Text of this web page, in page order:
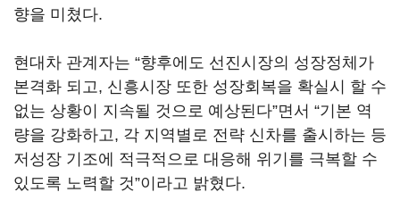
향을 미쳤다.
현대차 관계자는 “향후에도 선진시장의 성장정체가
본격화 되고, 신흥시장 또한 성장회복을 확실시 할 수
없는 상황이 지속될 것으로 예상된다”면서 “기본 역
량을 강화하고, 각 지역별로 전략 신차를 출시하는 등
저성장 기조에 적극적으로 대응해 위기를 극복할 수
있도록 노력할 것”이라고 밝혔다.